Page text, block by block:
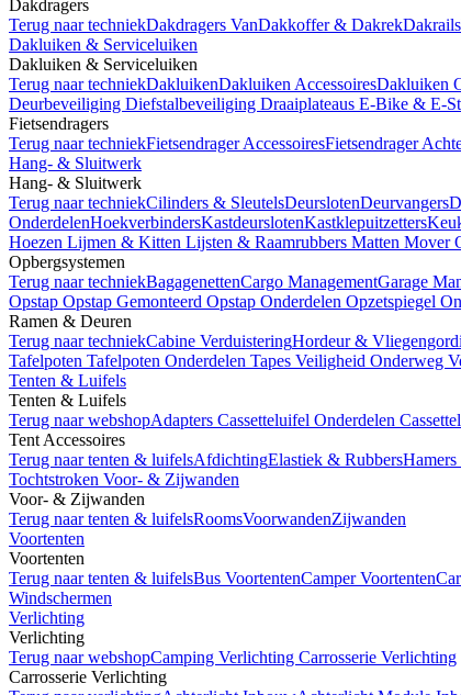
Dakdragers
Terug naar techniekDakdragers VanDakkoffer & DakrekDakrails
Dakluiken & Serviceluiken
Dakluiken & Serviceluiken
Terug naar techniekDakluikenDakluiken AccessoiresDakluiken
Deurbeveiliging Diefstalbeveiliging Draaiplateaus E-Bike & E-
Fietsendragers
Terug naar techniekFietsendrager AccessoiresFietsendrager
Hang- & Sluitwerk
Hang- & Sluitwerk
Terug naar techniekCilinders & SleutelsDeurslotenDeurvangers
OnderdelenHoekverbindersKastdeurslotenKastklepuitzetters
Hoezen Lijmen & Kitten Lijsten & Raamrubbers Matten Mover
Opbergsystemen
Terug naar techniekBagagenettenCargo ManagementGarage
Opstap Opstap Gemonteerd Opstap Onderdelen Opzetspiegel
Ramen & Deuren
Terug naar techniekCabine VerduisteringHordeur &
Tafelpoten Tafelpoten Onderdelen Tapes Veiligheid Onderweg
Tenten & Luifels
Tenten & Luifels
Terug naar webshopAdapters Cassetteluifel Onderdelen
Tent Accessoires
Terug naar tenten & luifelsAfdichtingElastiek & Rubbers
Tochtstroken Voor- & Zijwanden
Voor- & Zijwanden
Terug naar tenten & luifelsRoomsVoorwandenZijwanden
Voortenten
Voortenten
Terug naar tenten & luifelsBus VoortentenCamper Voortenten
Windschermen
Verlichting
Verlichting
Terug naar webshopCamping Verlichting Carrosserie Verlichting
Carrosserie Verlichting